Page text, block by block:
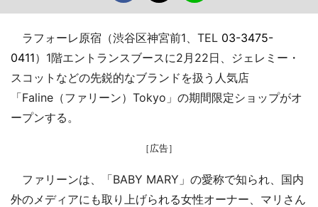
ラフォーレ原宿（渋谷区神宮前1、TEL 03-3475-
0411）1階エントランスブースに2月22日、ジェレミー・
スコットなどの先鋭的なブランドを扱う人気店
「Faline（ファリーン）Tokyo」の期間限定ショップがオ
ープンする。
［広告］
ファリーンは、「BABY MARY」の愛称で知られ、国内
外のメディアにも取り上げられる女性オーナー、マリさん